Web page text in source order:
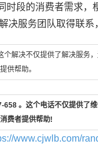
段的消费者需求，
服务团队取得联系
解决不仅提供了解决服务
供帮助。
。这个电话不仅提供了
费者提供帮助!
www.cjwlb.com/